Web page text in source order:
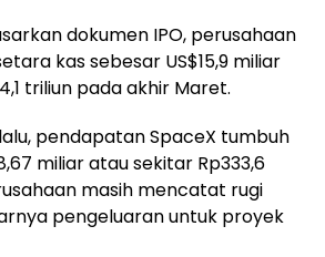
dokumen IPO, perusahaan
kas sebesar US$15,9 miliar
triliun pada akhir Maret.
pendapatan SpaceX tumbuh
miliar atau sekitar Rp333,6
masih mencatat rugi
pengeluaran untuk proyek